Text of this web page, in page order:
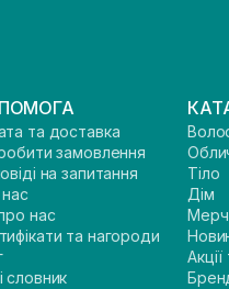
та доставка
замовлення
на запитання
нас
та нагороди
словник
Тіло
Дім
Мерч